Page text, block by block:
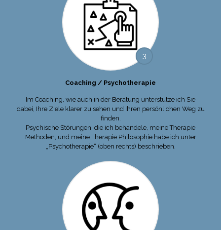
3
Coaching / Psychotherapie
Im Coaching, wie auch in der Beratung unterstütze ich Sie
dabei, Ihre Ziele klarer zu sehen und Ihren persönlichen Weg zu
finden.
Psychische Störungen, die ich behandele, meine Therapie
Methoden, und meine Therapie Philosophie habe ich unter
„Psychotherapie“ (oben rechts) beschrieben.